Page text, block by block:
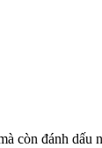
đánh